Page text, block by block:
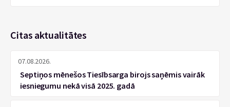
Citas aktualitātes
07.08.2026.
Septiņos mēnešos Tiesībsarga birojs saņēmis vairāk
iesniegumu nekā visā 2025. gadā